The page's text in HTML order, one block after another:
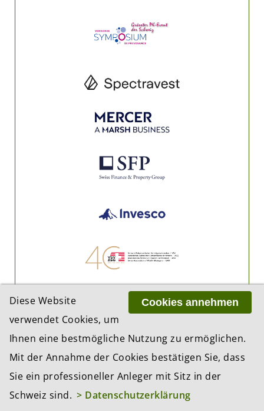
Cookies annehmen
Diese Website
verwendet Cookies, um
Ihnen eine bestmögliche Nutzung zu ermöglichen.
Mit der Annahme der Cookies bestätigen Sie, dass
Sie ein professioneller Anleger mit Sitz in der
Schweiz sind. > Datenschutzerklärung